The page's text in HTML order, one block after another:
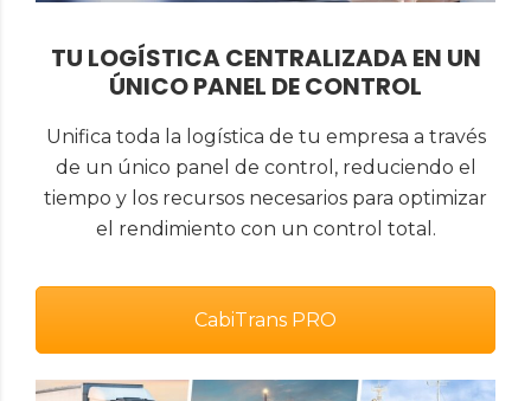
TU LOGÍSTICA CENTRALIZADA EN UN
ÚNICO PANEL DE CONTROL
Unifica toda la logística de tu empresa a través
de un único panel de control, reduciendo el
tiempo y los recursos necesarios para optimizar
el rendimiento con un control total.
CabiTrans PRO